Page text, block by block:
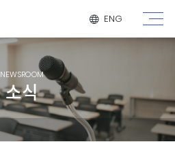
ENG
NEWSROOM
소식